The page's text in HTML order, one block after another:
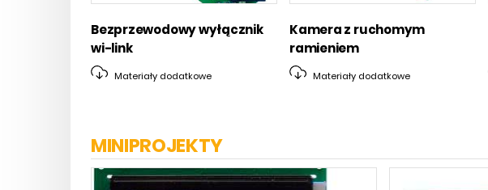
Bezprzewodowy wyłącznik
wi-link
Materiały dodatkowe
Kamera z ruchomym
ramieniem
Materiały dodatkowe
MINIPROJEKTY